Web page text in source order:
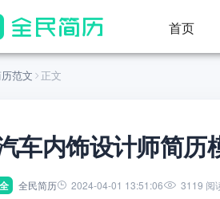
首页
范文 正文
车内饰设计师简历
全 全民简历 2024-04-01 13:51:06 3119 阅